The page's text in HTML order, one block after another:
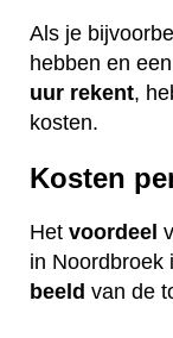
Als je
hebben en
uur rekent,
kosten.
Kosten
Het voordeel
in Noordbroek
beeld van de